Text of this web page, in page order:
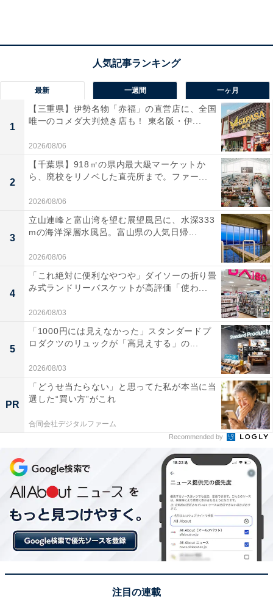
1058円）
トニーローマのプルドポークは、西友の冷凍食品コーナ
ーで売られています。箱の中に2袋（合計350g）入っ
て、価格は税込1058円。国内では西友が独占販売してい
ます。
食べ方は簡単、袋のまま湯せんで約6分加熱するか、
600Wの電子レンジで約4分加熱するだけです。手間も時
間もかかりません。
最新 一週間 一ヶ月
1
【三重県】伊勢名物「赤福」の直営店に、全国
唯一のコメダ大判焼き店も！ 東名阪・伊...
2026/08/06
2
【千葉県】918㎡の県内最大級マーケットか
ら、廃校をリノベした直売所まで。ファー...
2026/08/06
3
立山連峰と富山湾を望む展望風呂に、水深333
mの海洋深層水風呂。富山県の人気日帰...
2026/08/06
4
「これ絶対に便利なやつや」ダイソーの折り畳
み式ランドリーバスケットが高評価「使わ...
2026/08/03
5
「1000円には見えなかった」スタンダードプ
ロダクツのリュックが「高見えする」の...
2026/08/03
PR
「どうせ当たらない」と思ってた私が本当に当
選した“買い方”がこれ
合同会社デジタルファーム
Recommended by
注目の連載